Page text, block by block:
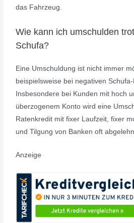
das Fahrzeug.
Wie kann ich umschulden
Schufa?
Eine Umschuldung ist nicht immer
beispielsweise bei negativen Schufa-
Insbesondere bei Kunden mit hoch
überzogenem Konto wird eine
Ratenkredit mit fixer Laufzeit, fixer
und Tilgung von Banken oft
Anzeige